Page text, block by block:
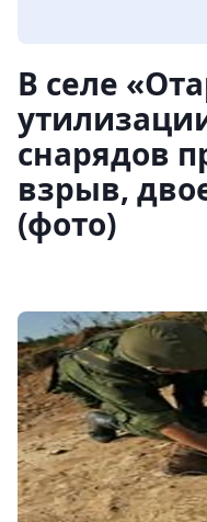
В селе
снарядов
взрыв,
(фото)